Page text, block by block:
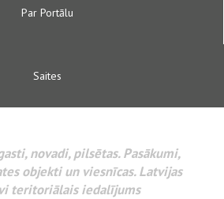
Par Portālu
Saites
novadi, pilsētas. Pasākumi,
objekti un viesnīcas. Latvijas
teritoriālais iedalījums